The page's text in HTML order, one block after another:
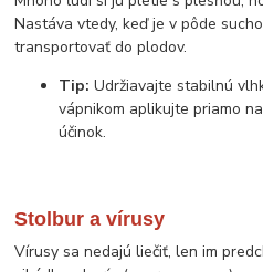
Nastáva vtedy, keď je v pôde
transportovať do plodov.
Tip: Udržiavajte stabilnú
vápnikom aplikujte priamo
účinok.
Stolbur a vírusy
Vírusy sa nedajú liečiť, len im